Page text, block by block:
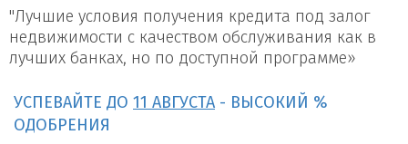
"Лучшие условия получения кредита под залог
недвижимости с качеством обслуживания как в
лучших банках, но по доступной программе»
УСПЕВАЙТЕ ДО 11 АВГУСТА - ВЫСОКИЙ %
ОДОБРЕНИЯ